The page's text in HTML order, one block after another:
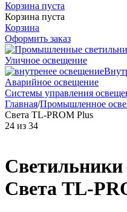
Корзина пуста
Корзина пуста
Корзина
Оформить заказ
Уличное освещение
Аварийное освещение
Системы управления
Главная/Промышленное
Света TL-PROM Plus
24 из 34
Светильники
Света TL-